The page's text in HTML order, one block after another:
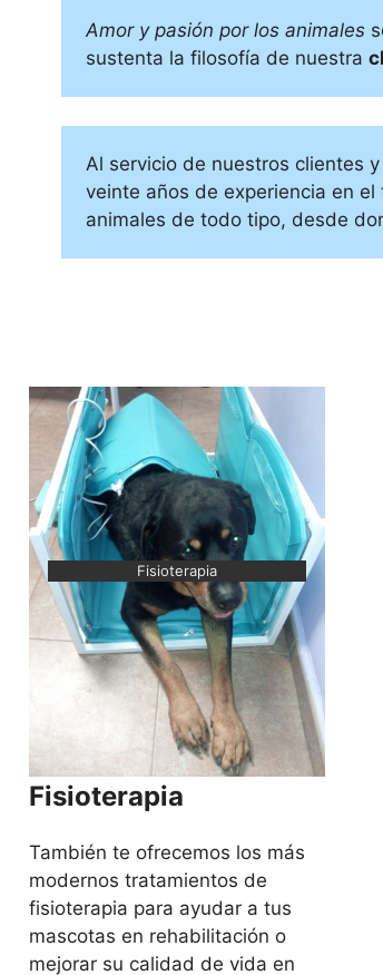
Amor y pasión por los animales
sustenta la filosofía de nuestra
Al servicio de nuestros clientes
veinte años de experiencia en
animales de todo tipo, desde
Fisioterapia
Fisioterapia
También te ofrecemos los más
modernos tratamientos de
fisioterapia para ayudar a tus
mascotas en rehabilitación o
mejorar su calidad de vida en